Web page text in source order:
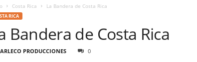
Costa Rica La Bandera de Costa Rica
RICA
Bandera de Costa Rica
ARLECO PRODUCCIONES 0